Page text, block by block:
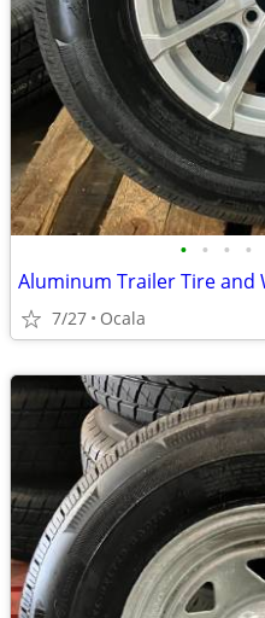
• • • •
Aluminum Trailer Tire and
7/27 Ocala